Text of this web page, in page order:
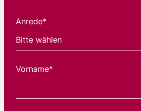
Anrede*
Vorname*